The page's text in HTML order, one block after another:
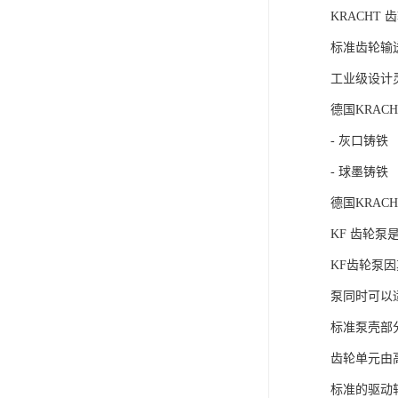
KRACHT
标准齿轮输
工业级设计
德国
- 灰口铸铁
- 球墨铸铁
德国
KF 齿轮泵
KF齿轮泵
泵同时可以
标准泵壳部
齿轮单元由
标准的驱动